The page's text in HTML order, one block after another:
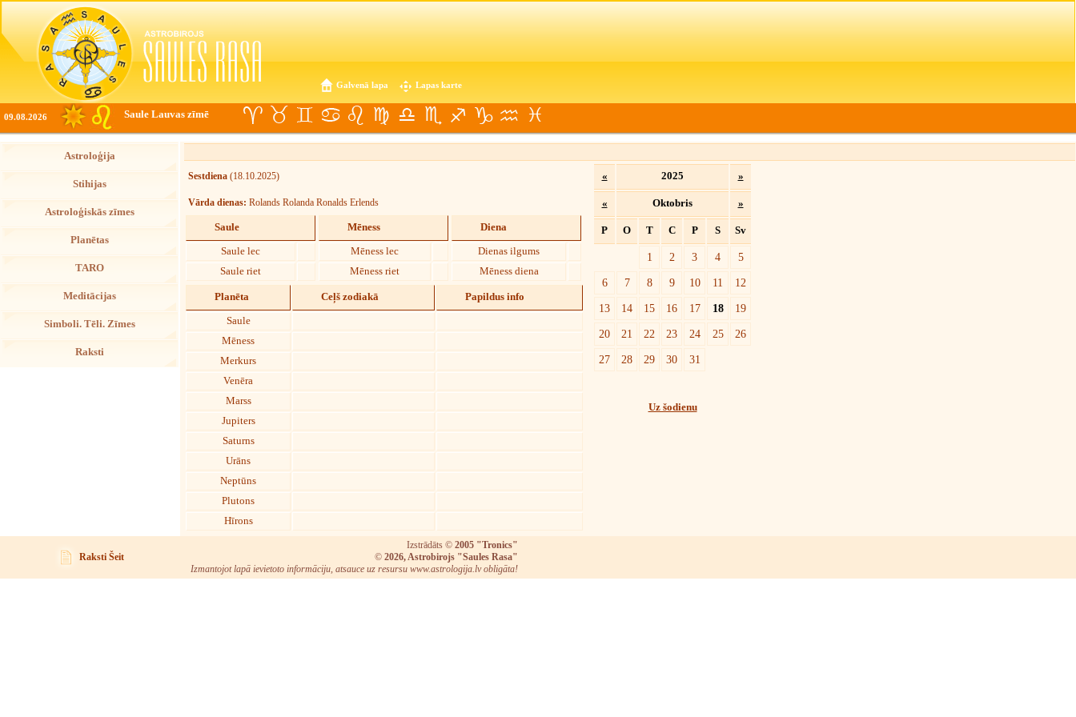
Galvenā lapa Lapas karte
09.08.2026 Saule Lauvas zīmē
Astroloģija
Stihijas
Astroloģiskās zīmes
Planētas
TARO
Meditācijas
Simboli. Tēli. Zīmes
Raksti
Sestdiena (18.10.2025)
Vārda dienas: Rolands Rolanda Ronalds Erlends
Saule
Saule lec
Saule riet
Mēness
Mēness lec
Mēness riet
Diena
Dienas ilgums
Mēness diena
Planēta Ceļš zodiakā Papildus info
Saule
Mēness
Merkurs
Venēra
Marss
Jupiters
Saturns
Urāns
Neptūns
Plutons
Hīrons
« 2025 »
« Oktobris »
P O T C P S Sv
1 2 3 4
5
6
7 8 9 10 11
12
13
14 15 16 17 18
19
20
21 22 23 24 25
26
27
28 29 30 31
Uz šodienu
Raksti Šeit
Izstrādāts © 2005 "Tronics"
© 2026, Astrobirojs "Saules Rasa"
Izmantojot lapā ievietoto informāciju, atsauce uz resursu www.astrologija.lv obligāta!